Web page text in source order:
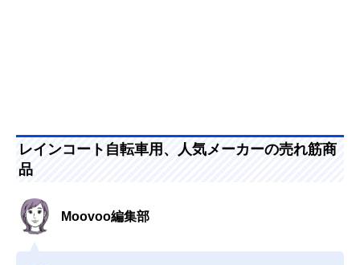
レインコート自転車用、人気メーカーの売れ筋商
品
Moovoo編集部